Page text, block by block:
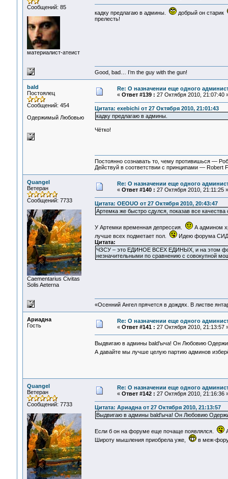
Сообщений: 85
материалист-атеист
кадку предлагаю в админы.
добрый он старик
прелесть!
Good, bad… I’m the guy with the gun!
bald
Постоялец
Сообщений: 454
Одержимый Любовью
Re: О назначении еще одного
« Ответ #139 : 27 Октября 2010, 21:07:40
Цитата: exebichi от 27 Октября 2010, 21:01:43
кадку предлагаю в админы.
Чётко!
Постоянно сознавать то, чему противишься —
Действуй в соответствии с принципами — Robert
Quangel
Ветеран
Сообщений: 7733
Сaementarius Civitas
Solis Aeterna
Re: О назначении еще одного
« Ответ #140 : 27 Октября 2010, 21:11:25 »
Цитата: OEOUO от 27 Октября 2010, 20:43:47
Артемка же быстро сдулся, показав все качества
У Артемки временная депрессия.
А админом
лучше всех подметает пол.
Идею форума СИД
Цитата:
ЧЗСУ – это ЕДИНОЕ ВСЕХ ЕДИНЫХ, и на этом
незначительными по сравнению с совокупной
«Осенний Ангел прячется в дождях. В листве
Ариадна
Гость
Re: О назначении еще одного
« Ответ #141 : 27 Октября 2010, 21:13:57
Выдвигаю в админы bald'ыча! Он Любовию
А давайте мы лучше целую партию админов
Quangel
Ветеран
Сообщений: 7733
Re: О назначении еще одного
« Ответ #142 : 27 Октября 2010, 21:16:36
Цитата: Ариадна от 27 Октября 2010, 21:13:57
Выдвигаю в админы bald'ыча! Он Любовию
Если б он на форуме еще почаще появлялся.
Широту мышления приобрела уже,
в меж-